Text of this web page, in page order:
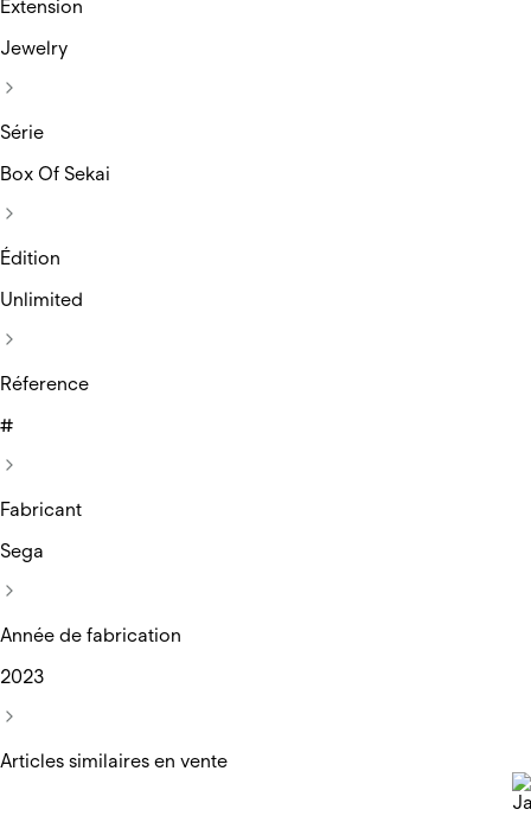
Extension
Jewelry
Série
Box Of Sekai
Édition
Unlimited
Réference
#
Fabricant
Sega
Année de fabrication
2023
Articles similaires en vente